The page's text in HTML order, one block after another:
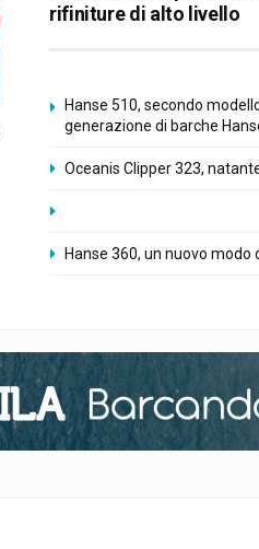
rifiniture di alto livello
Hanse 510, secondo
generazione di barche
Oceanis Clipper 323,
Hanse 360, un nuovo modo